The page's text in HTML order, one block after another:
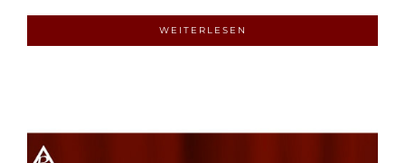
WEITERLESEN